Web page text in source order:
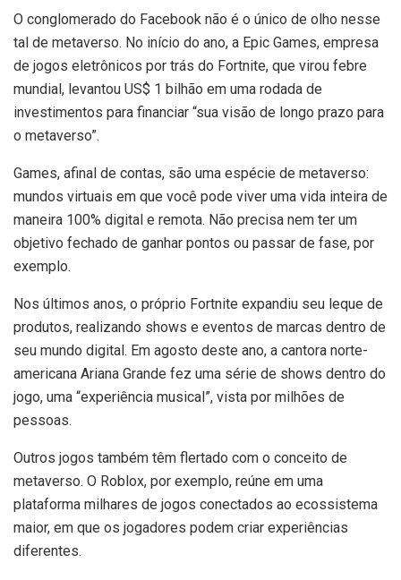
O conglomerado do Facebook não é o único de olho nesse
tal de metaverso. No início do ano, a Epic Games, empresa
de jogos eletrônicos por trás do Fortnite, que virou febre
mundial, levantou US$ 1 bilhão em uma rodada de
investimentos para financiar “sua visão de longo prazo para
o metaverso”.
Games, afinal de contas, são uma espécie de metaverso:
mundos virtuais em que você pode viver uma vida inteira de
maneira 100% digital e remota. Não precisa nem ter um
objetivo fechado de ganhar pontos ou passar de fase, por
exemplo.
Nos últimos anos, o próprio Fortnite expandiu seu leque de
produtos, realizando shows e eventos de marcas dentro de
seu mundo digital. Em agosto deste ano, a cantora norte-
americana Ariana Grande fez uma série de shows dentro do
jogo, uma “experiência musical”, vista por milhões de
pessoas.
Outros jogos também têm flertado com o conceito de
metaverso. O Roblox, por exemplo, reúne em uma
plataforma milhares de jogos conectados ao ecossistema
maior, em que os jogadores podem criar experiências
diferentes.